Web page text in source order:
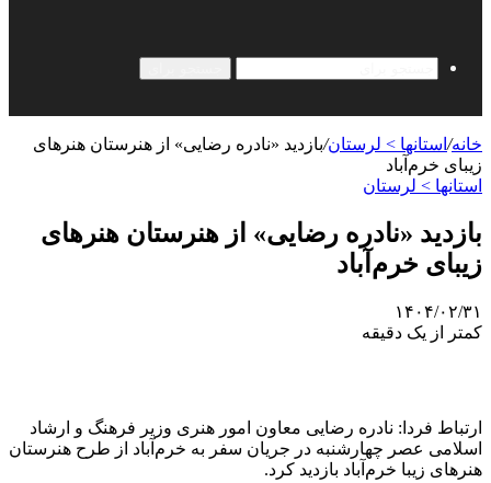
خانه/ استانها > لرستان/بازدید «نادره رضایی» از هنرستان هنرهای
زیبای خرم‌آباد
استانها > لرستان
بازدید «نادره رضایی» از هنرستان هنرهای
زیبای خرم‌آباد
۱۴۰۴/۰۲/۳۱
کمتر از یک دقیقه
ارتباط فردا: نادره رضایی معاون امور هنری وزیر فرهنگ و ارشاد
اسلامی عصر چهارشنبه در جریان سفر به خرم‌آباد از طرح هنرستان
هنرهای زیبا خرم‌آباد بازدید کرد.